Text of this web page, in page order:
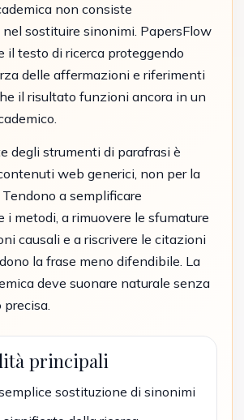
non consiste
sostituire sinonimi. PapersFlow
il testo di ricerca proteggendo
delle affermazioni e riferimenti
il risultato funzioni ancora in un
degli strumenti di parafrasi è
web generici, non per la
Tendono a semplificare
i metodi, a rimuovere le sfumature
causali e a riscrivere le citazioni
la frase meno difendibile. La
deve suonare naturale senza
principali
sostituzione di sinonimi